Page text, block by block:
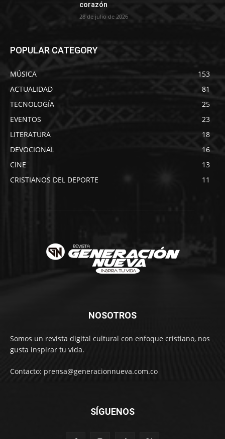
corazón
28 de julio de 2026
POPULAR CATEGORY
MÚSICA
153
ACTUALIDAD
81
TECNOLOGÍA
25
EVENTOS
23
LITERATURA
18
DEVOCIONAL
16
CINE
13
CRISTIANOS DEL DEPORTE
11
NOSOTROS
Somos un revista digital cultural con enfoque cristiano, nos
gusta inspirar tu vida.
Contacto: prensa@generacionnueva.com.co
SÍGUENOS